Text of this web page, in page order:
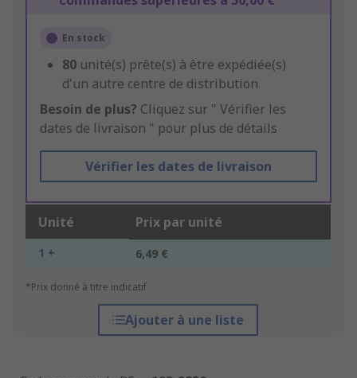
En stock
80 unité(s) prête(s) à être expédiée(s)
d'un autre centre de distribution
Besoin de plus? Cliquez sur " Vérifier les
dates de livraison " pour plus de détails
Vérifier les dates de livraison
Unité Prix par unité
1 + 6,49 €
*Prix donné à titre indicatif
Ajouter à une liste